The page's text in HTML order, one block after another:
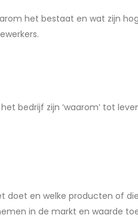
het bestaat en wat zijn
bedrijf zijn ‘waarom’ tot
en welke producten of
in de markt en waarde